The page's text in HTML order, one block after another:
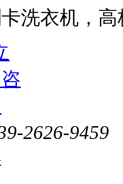
洗衣机，
2626-9459